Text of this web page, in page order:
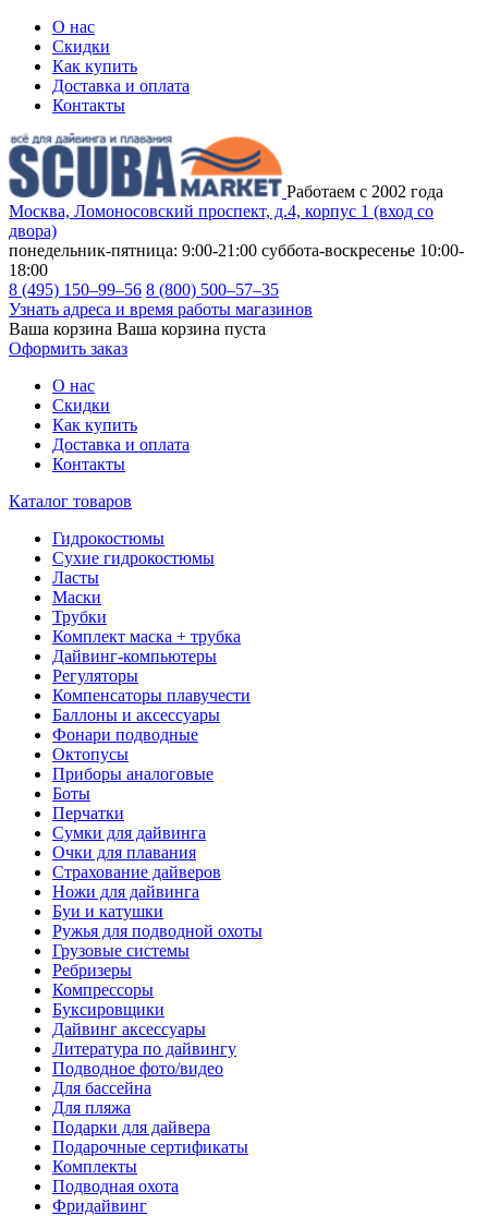
О нас
Скидки
Как купить
Доставка и оплата
Контакты
Работаем с 2002 года
Москва, Ломоносовский проспект, д.4, корпус 1 (вход со
двора)
понедельник-пятница: 9:00-21:00 суббота-воскресенье 10:00-
18:00
8 (495) 150–99–56 8 (800) 500–57–35
Узнать адреса и время работы магазинов
Ваша корзина Ваша корзина пуста
Оформить заказ
О нас
Скидки
Как купить
Доставка и оплата
Контакты
Каталог товаров
Гидрокостюмы
Сухие гидрокостюмы
Ласты
Маски
Трубки
Комплект маска + трубка
Дайвинг-компьютеры
Регуляторы
Компенсаторы плавучести
Баллоны и аксессуары
Фонари подводные
Октопусы
Приборы аналоговые
Боты
Перчатки
Сумки для дайвинга
Очки для плавания
Страхование дайверов
Ножи для дайвинга
Буи и катушки
Ружья для подводной охоты
Грузовые системы
Ребризеры
Компрессоры
Буксировщики
Дайвинг аксессуары
Литература по дайвингу
Подводное фото/видео
Для бассейна
Для пляжа
Подарки для дайвера
Подарочные сертификаты
Комплекты
Подводная охота
Фридайвинг